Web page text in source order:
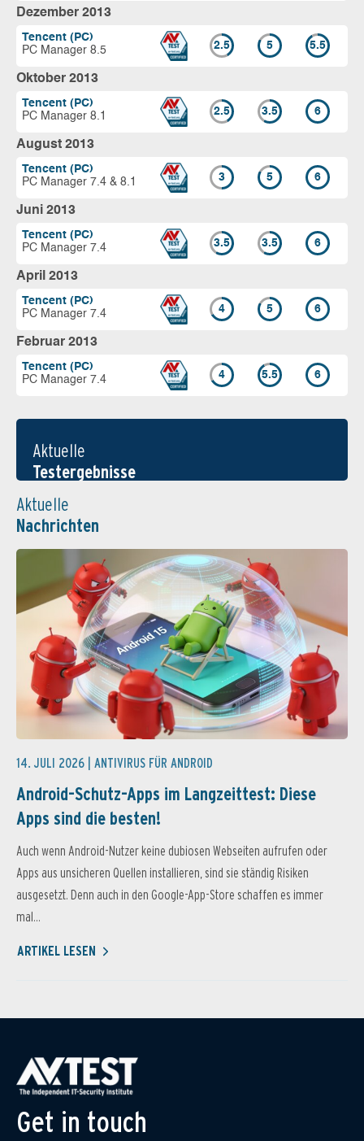
Dezember 2013
Tencent (PC)
PC Manager 8.5
2.5 5 5.5
Oktober 2013
Tencent (PC)
PC Manager 8.1
2.5 3.5 6
August 2013
Tencent (PC)
PC Manager 7.4 & 8.1
3 5 6
Juni 2013
Tencent (PC)
PC Manager 7.4
3.5 3.5 6
April 2013
Tencent (PC)
PC Manager 7.4
4 5 6
Februar 2013
Tencent (PC)
PC Manager 7.4
4 5.5 6
Aktuelle
Testergebnisse
Aktuelle
Nachrichten
14. JULI 2026 | ANTIVIRUS FÜR ANDROID
Android-Schutz-Apps im Langzeittest: Diese
Apps sind die besten!
Auch wenn Android-Nutzer keine dubiosen Webseiten aufrufen oder
Apps aus unsicheren Quellen installieren, sind sie ständig Risiken
ausgesetzt. Denn auch in den Google-App-Store schaffen es immer
mal...
ARTIKEL LESEN
Get in touch